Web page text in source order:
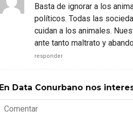
Basta de ignorar a los
políticos. Todas las
cuidan a los animales.
ante tanto maltrato y
responder
En Data Conurbano nos